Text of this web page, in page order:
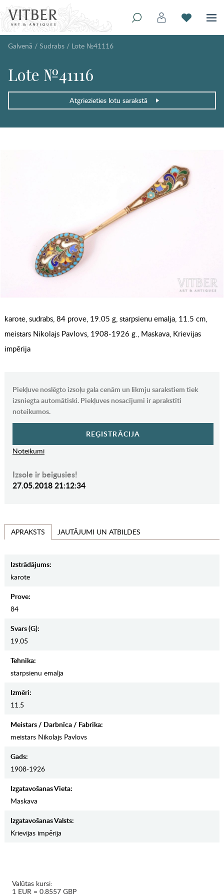
Galvenā / Sudrabs / Lote №41116
Lote №41116
Atgriezieties lotu sarakstā
karote, sudrabs, 84 prove, 19.05 g, starpsienu emalja, 11.5 cm,
meistars Nikolajs Pavlovs, 1908-1926 g., Maskava, Krievijas
impērija
Piekļuve noslēgto izsoļu gala cenām un likmju sarakstiem tiek
izsniegta automātiski. Piekļuves nosacījumi ir aprakstīti
noteikumos.
REĢISTRĀCIJA
Noteikumi
Izsole ir beigusies!
27.05.2018 21:12:34
APRAKSTS JAUTĀJUMI UN ATBILDES
Izstrādājums:
karote
Prove:
84
Svars (g):
19.05
Tehnika:
starpsienu emalja
Izmēri:
11.5
Meistars / Darbnīca / Fabrika:
meistars Nikolajs Pavlovs
Gads:
1908-1926
Izgatavošanas Vieta:
Maskava
Izgatavošanas Valsts:
Krievijas impērija
Valūtas kursi:
1 EUR = 0.8557 GBP